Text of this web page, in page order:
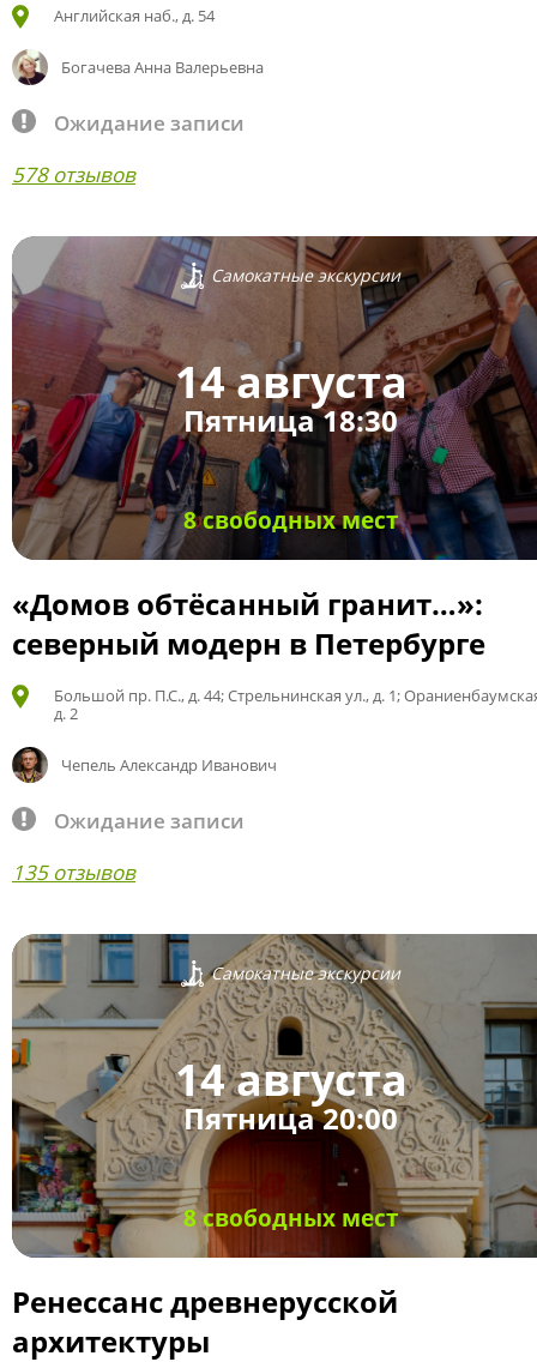
Английская наб., д. 54
Богачева Анна Валерьевна
Ожидание записи
578 отзывов
Самокатные экскурсии
14 августа
Пятница 18:30
8 свободных мест
«Домов обтёсанный гранит…»:
северный модерн в Петербурге
Большой пр. П.С., д. 44; Стрельнинская ул., д. 1;
д. 2
Чепель Александр Иванович
Ожидание записи
135 отзывов
Самокатные экскурсии
14 августа
Пятница 20:00
8 свободных мест
Ренессанс древнерусской
архитектуры